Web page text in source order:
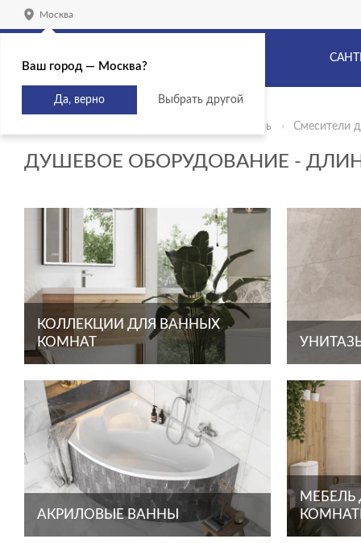
Москва
Сантехника и мебель Смесители
ДУШЕВОЕ ОБОРУДОВАНИЕ -
КОЛЛЕКЦИИ ДЛЯ ВАННЫХ
КОМНАТ
АКРИЛОВЫЕ ВАННЫ
МЕБЕЛЬ
Ваш город — Москва?
Да, верно Выбрать другой